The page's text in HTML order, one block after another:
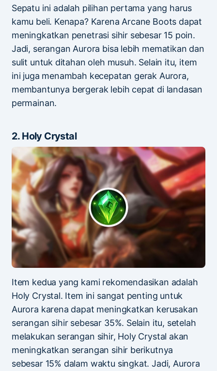
Sepatu ini adalah pilihan pertama yang harus
kamu beli. Kenapa? Karena Arcane Boots dapat
meningkatkan penetrasi sihir sebesar 15 poin.
Jadi, serangan Aurora bisa lebih mematikan dan
sulit untuk ditahan oleh musuh. Selain itu, item
ini juga menambah kecepatan gerak Aurora,
membantunya bergerak lebih cepat di landasan
permainan.
2. Holy Crystal
Item kedua yang kami rekomendasikan adalah
Holy Crystal. Item ini sangat penting untuk
Aurora karena dapat meningkatkan kerusakan
serangan sihir sebesar 35%. Selain itu, setelah
melakukan serangan sihir, Holy Crystal akan
meningkatkan serangan sihir berikutnya
sebesar 15% dalam waktu singkat. Jadi, Aurora